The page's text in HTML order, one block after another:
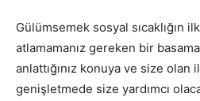
Gülümsemek sosyal sıcaklığın
atlamamanız gereken bir
anlattığınız konuya ve size olan
genişletmede size yardımcı